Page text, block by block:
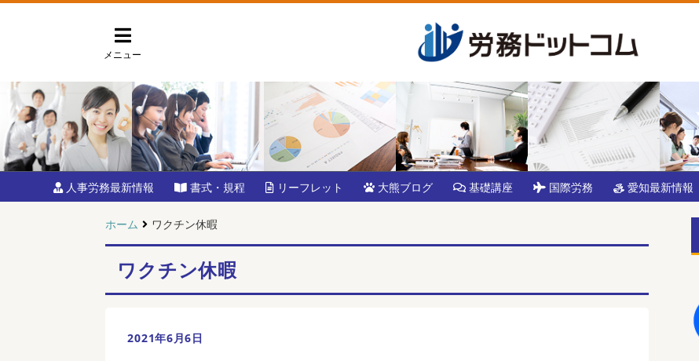
メニュー
人事労務最新情報 書式・規程 リーフレット 大熊ブログ 基礎講座 国際労務 愛知最新情報
ホーム ワクチン休暇
ワクチン休暇
2021年6月6日